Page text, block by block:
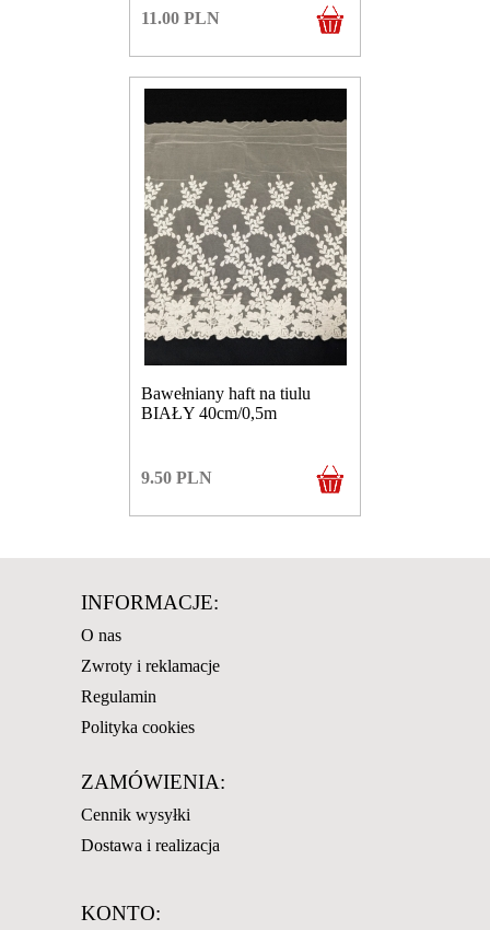
11.00 PLN
Bawełniany haft na tiulu
BIAŁY 40cm/0,5m
9.50 PLN
INFORMACJE:
O nas
Zwroty i reklamacje
Regulamin
Polityka cookies
ZAMÓWIENIA:
Cennik wysyłki
Dostawa i realizacja
KONTO: